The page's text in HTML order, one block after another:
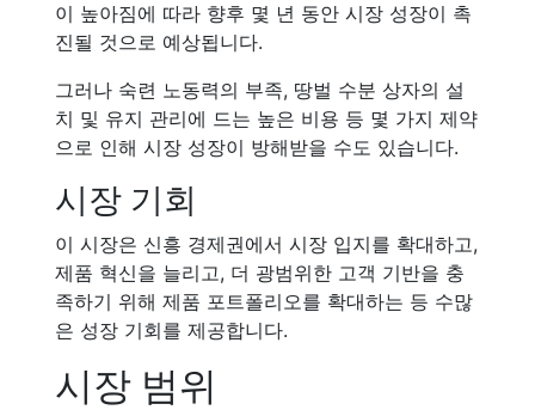
이 높아짐에 따라 향후 몇 년 동안 시장 성장이 촉
진될 것으로 예상됩니다.
그러나 숙련 노동력의 부족, 땅벌 수분 상자의 설
치 및 유지 관리에 드는 높은 비용 등 몇 가지 제약
으로 인해 시장 성장이 방해받을 수도 있습니다.
시장 기회
이 시장은 신흥 경제권에서 시장 입지를 확대하고,
제품 혁신을 늘리고, 더 광범위한 고객 기반을 충
족하기 위해 제품 포트폴리오를 확대하는 등 수많
은 성장 기회를 제공합니다.
시장 범위